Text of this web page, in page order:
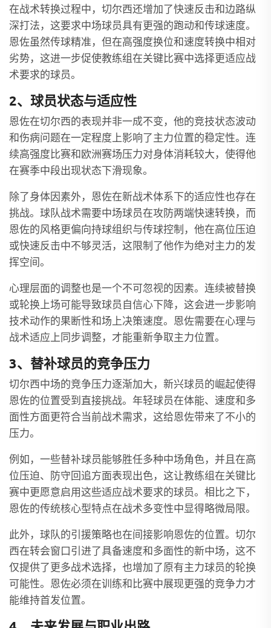
在战术转换过程中，切尔西还增加了快速反击和边路纵
深打法，这要求中场球员具有更强的跑动和传球速度。
恩佐虽然传球精准，但在高强度换位和速度转换中相对
劣势，这进一步促使教练组在关键比赛中选择更适应战
术要求的球员。
2、球员状态与适应性
恩佐在切尔西的表现并非一成不变，他的竞技状态波动
和伤病问题在一定程度上影响了主力位置的稳定性。连
续高强度比赛和欧洲赛场压力对身体消耗较大，使得他
在赛季中段出现状态下滑现象。
除了身体因素外，恩佐在新战术体系下的适应性也存在
挑战。球队战术需要中场球员在攻防两端快速转换，而
恩佐的风格更偏向持球组织与传球控制，他在高位压迫
或快速反击中不够灵活，这限制了他作为绝对主力的发
挥空间。
心理层面的调整也是一个不可忽视的因素。连续被替换
或轮换上场可能导致球员自信心下降，这会进一步影响
技术动作的果断性和场上决策速度。恩佐需要在心理与
战术适应上同步调整，才能重新争取主力位置。
3、替补球员的竞争压力
切尔西中场的竞争压力逐渐加大，新兴球员的崛起使得
恩佐的位置受到直接挑战。年轻球员在体能、速度和多
面性方面更符合当前战术需求，这给恩佐带来了不小的
压力。
例如，一些替补球员能够胜任多种中场角色，并且在高
位压迫、防守回追方面表现出色，这让教练组在关键比
赛中更愿意启用这些适应战术要求的球员。相比之下，
恩佐的传统核心型特点在战术多变性中显得略微局限。
此外，球队的引援策略也在间接影响恩佐的位置。切尔
西在转会窗口引进了具备速度和多面性的新中场，这不
仅提供了更多战术选择，也增加了原有主力球员的轮换
可能性。恩佐必须在训练和比赛中展现更强的竞争力才
能维持首发位置。